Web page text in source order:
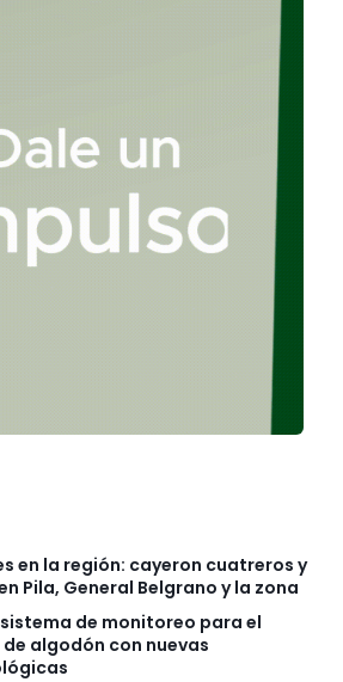
en la región: cayeron cuatreros y
Pila, General Belgrano y la zona
sistema de monitoreo para el
algodón con nuevas